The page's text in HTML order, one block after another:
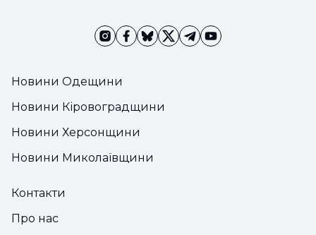
Новини Одещини
Новини Кіровоградщини
Новини Херсонщини
Новини Миколаївщини
Контакти
Про нас